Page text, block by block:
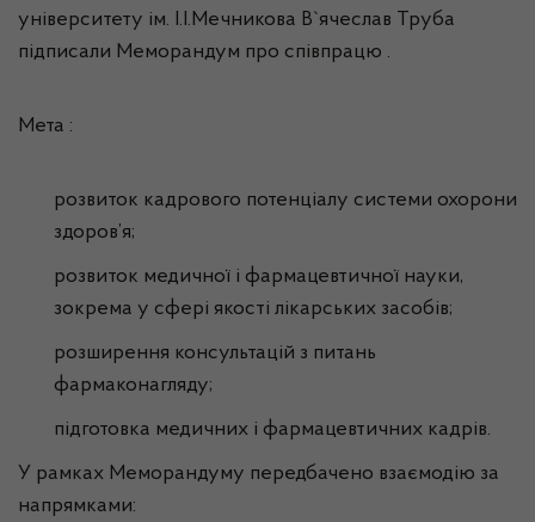
університету ім. І.І.Мечникова В`ячеслав Труба
підписали Меморандум про співпрацю .
Мета :
розвиток кадрового потенціалу системи охорони
здоров’я;
розвиток медичної і фармацевтичної науки,
зокрема у сфері якості лікарських засобів;
розширення консультацій з питань
фармаконагляду;
підготовка медичних і фармацевтичних кадрів.
У рамках Меморандуму передбачено взаємодію за
напрямками: